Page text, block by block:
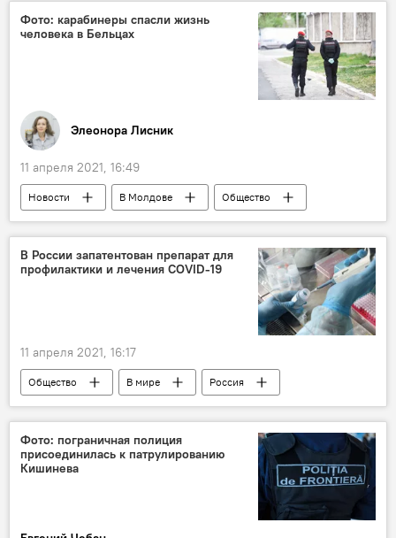
Фото: карабинеры спасли жизнь
человека в Бельцах
Элеонора Лисник
11 апреля 2021, 16:49
Новости В Молдове Общество
В России запатентован препарат для
профилактики и лечения COVID-19
11 апреля 2021, 16:17
Общество В мире
Россия
Новости
Коронавирус
Фото: пограничная полиция
присоединилась к патрулированию
Кишинева